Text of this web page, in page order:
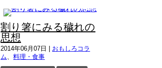
割り箸にみる穢れの
思想
2014年06月07日
おもしろコラ
ム、料理・食事